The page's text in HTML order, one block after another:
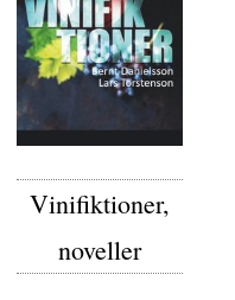
Vinifiktioner,
noveller